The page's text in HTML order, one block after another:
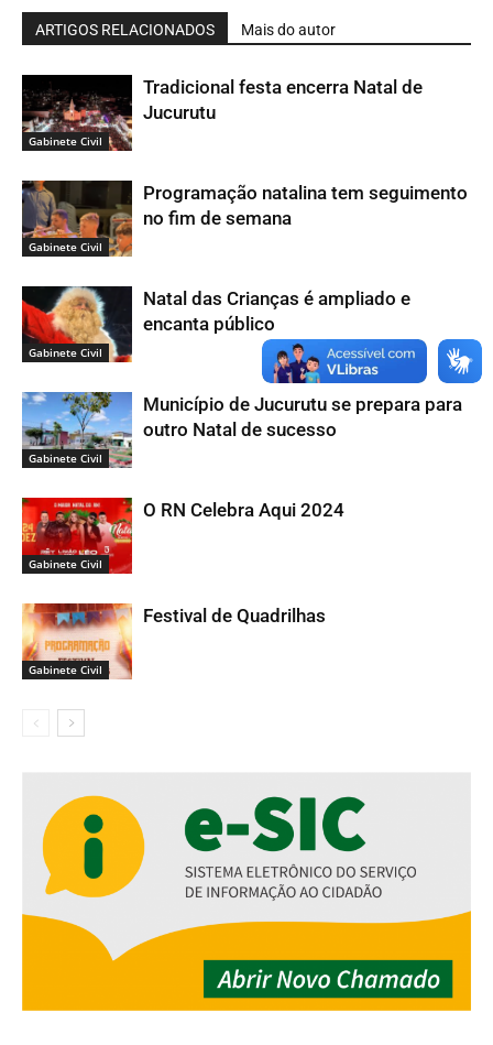
ARTIGOS RELACIONADOS Mais do autor
Gabinete Civil
Tradicional festa encerra Natal de
Jucurutu
Gabinete Civil
Programação natalina tem seguimento
no fim de semana
Gabinete Civil
Natal das Crianças é ampliado e
encanta público
Gabinete Civil
Município de Jucurutu se prepara para
outro Natal de sucesso
Gabinete Civil
O RN Celebra Aqui 2024
Gabinete Civil
Festival de Quadrilhas